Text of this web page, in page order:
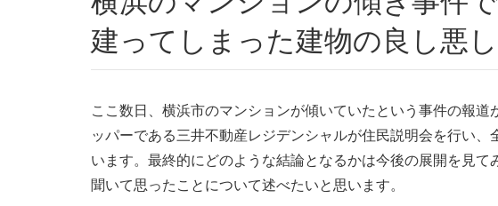
建ってしまった建物の良し悪
ここ数日、横浜市のマンションが傾いていたという事件の報道
ッパーである三井不動産レジデンシャルが住民説明会を行い
います。最終的にどのような結論となるかは今後の展開を見
聞いて思ったことについて述べたいと思います。